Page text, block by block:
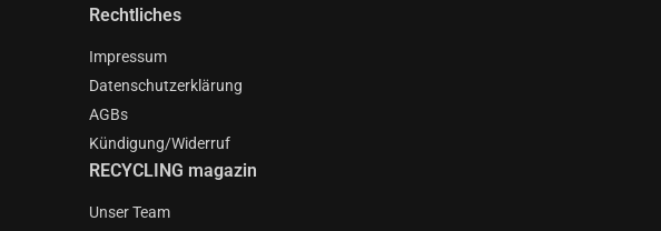
Rechtliches
Impressum
Datenschutzerklärung
AGBs
Kündigung/Widerruf
RECYCLING magazin
Unser Team